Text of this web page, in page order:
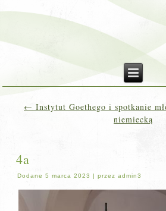
← Instytut Goethego i spotkanie
niemiecką
4a
Dodane 5 marca 2023 |przez admin3